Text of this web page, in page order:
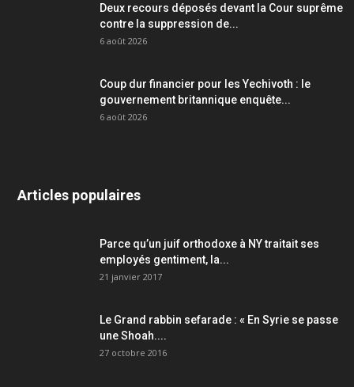
Deux recours déposés devant la Cour suprême
contre la suppression de...
6 août 2026
Coup dur financier pour les Yechivoth : le
gouvernement britannique enquête...
6 août 2026
Articles populaires
Parce qu’un juif orthodoxe à NY traitait ses
employés gentiment, la...
21 janvier 2017
Le Grand rabbin sefarade : « En Syrie se passe
une Shoah....
27 octobre 2016